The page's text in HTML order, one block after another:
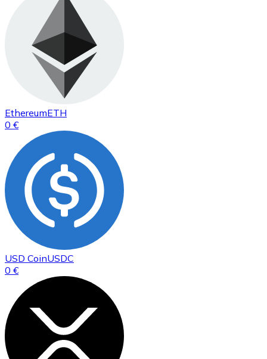
EthereumETH
0 €
USD CoinUSDC
0 €